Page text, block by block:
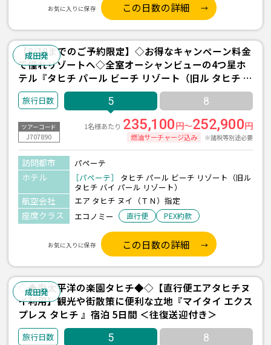
お気に入りに保存 この日数の詳細
成田発
【8/18までのご予約限定】◇お得なキャンペーン料金
で憧れリゾートへ◇全室オーシャンビューの4つ星ホ
テル『タヒチ パール ビーチ リゾート（旧ル タヒチ バ
イ パール リゾート）』宿泊 5日間 ＜往復送迎付き＞
5 8
ツアーコード
J707890
1名様あたり 235,100円～252,900円
燃油サーチャージ込み ※諸税等別途必要
訪問都市 パペーテ
ホテル ［パペーテ］
タヒチ パール ビーチ リゾート（旧ル
タヒチ バイ パール リゾート）
航空会社 エア タヒチ ヌイ（ＴＮ）指定
座席クラス エコノミー 直行便 PEX約款
お気に入りに保存 この日数の詳細
成田発
◇◆南太平洋の楽園タヒチ◆◇【直行便エアタヒチヌ
イ利用】観光や街散策に便利な立地『マイタイ エクス
プレス タヒチ 』宿泊 5日間 ＜往復送迎付き＞
5 8